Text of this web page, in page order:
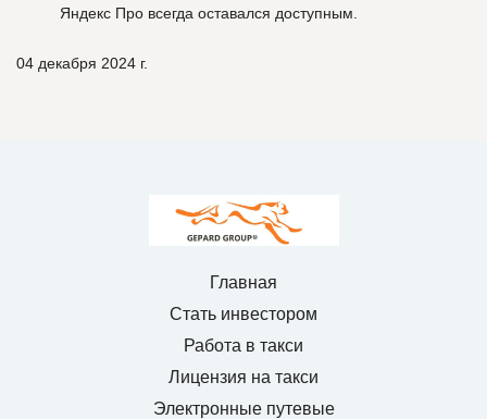
Яндекс Про всегда оставался доступным.
04 декабря 2024 г.
Главная
Стать инвестором
Работа в такси
Лицензия на такси
Электронные путевые